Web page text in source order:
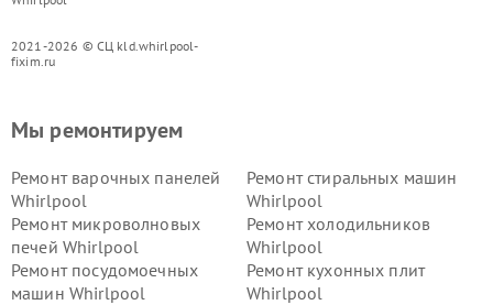
2021-2026 © СЦ kld.whirlpool-
fixim.ru
Мы ремонтируем
Ремонт варочных панелей
Whirlpool
Ремонт стиральных машин
Whirlpool
Ремонт микроволновых
печей Whirlpool
Ремонт холодильников
Whirlpool
Ремонт посудомоечных
машин Whirlpool
Ремонт кухонных плит
Whirlpool